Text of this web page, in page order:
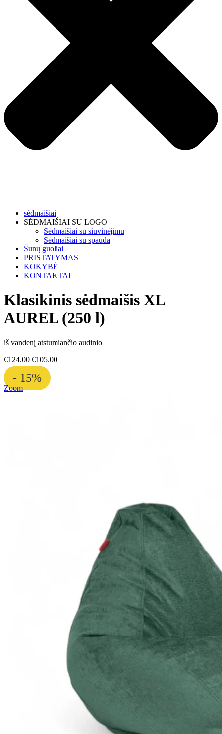
sėdmaišiai
SĖDMAIŠIAI SU LOGO
Sėdmaišiai su siuvinėjimu
Sėdmaišiai su spauda
Šunų guoliai
PRISTATYMAS
KOKYBĖ
KONTAKTAI
Klasikinis sėdmaišis XL
AUREL (250 l)
iš vandenį atstumiančio audinio
€124.00 €105.00
- 15%
Zoom